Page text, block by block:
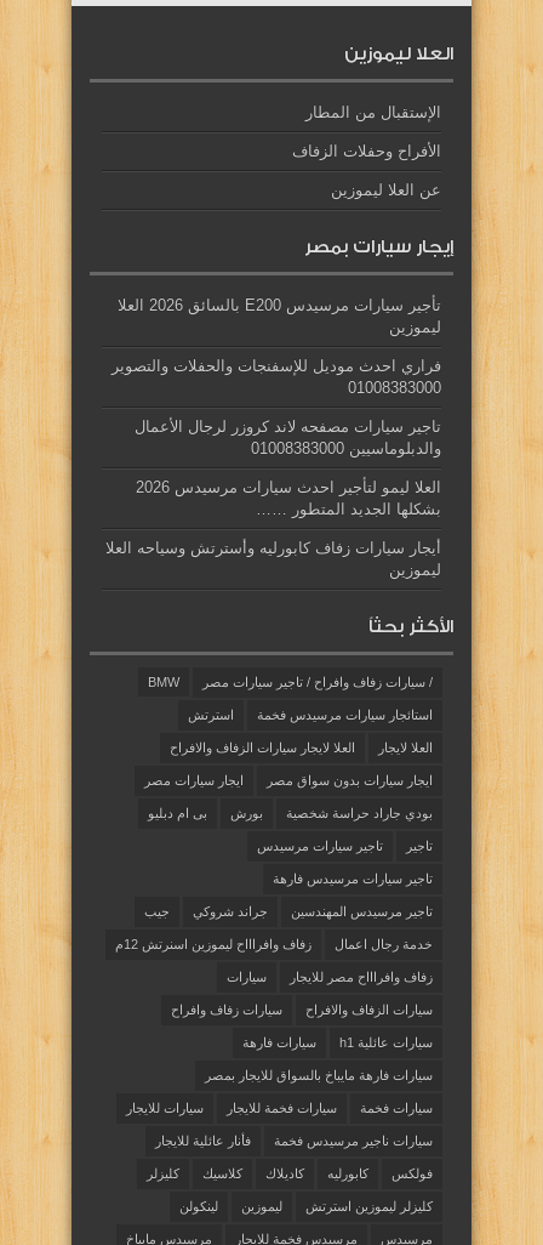
العلا ليموزين
الإستقبال من المطار
الأفراح وحفلات الزفاف
عن العلا ليموزين
إيجار سيارات بمصر
تأجير سيارات مرسيدس E200 بالسائق 2026 العلا
ليموزين
فراري احدث موديل للإسفنجات والحفلات والتصوير
01008383000
تاجير سيارات مصفحه لاند كروزر لرجال الأعمال
والدبلوماسيين 01008383000
العلا ليمو لتأجير احدث سيارات مرسيدس 2026
بشكلها الجديد المتطور ……
أيجار سيارات زفاف كابورليه وأسترتش وسياحه العلا
ليموزين
الأكثر بحثاً
/ سيارات زفاف وافراح / تاجير سيارات مصر BMW
استائجار سيارات مرسيدس فخمة استرتش
العلا لايجار العلا لايجار سيارات الزفاف والافراح
ايجار سيارات بدون سواق مصر ايجار سيارات مصر
بودي جاراد حراسة شخصية بورش بى ام دبليو
تاجير تاجير سيارات مرسيدس
تاجير سيارات مرسيدس فارهة
تاجير مرسيدس المهندسين جراند شروكي جيب
خدمة رجال اعمال زفاف وافراااح ليموزين اسنرتش 12م
زفاف وافراااح مصر للايجار سيارات
سيارات الزفاف والافراح سيارات زفاف وافراح
سيارات عائلية h1 سيارات فارهة
سيارات فارهة مايباخ بالسواق للايجار بمصر
سيارات فخمة سيارات فخمة للايجار سيارات للايجار
سيارات ناجير مرسيدس فخمة فأنار عائلية للايجار
فولكس كابورليه كاديلاك كلاسيك كليزلر
كليزلر ليموزين استرتش ليموزين لينكولن
مرسيدس مرسيدس فخمة للايجار مرسيدس مايباخ